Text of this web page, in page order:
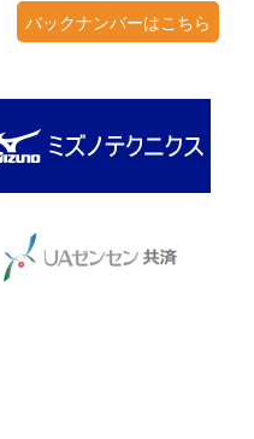
バックナンバーはこちら